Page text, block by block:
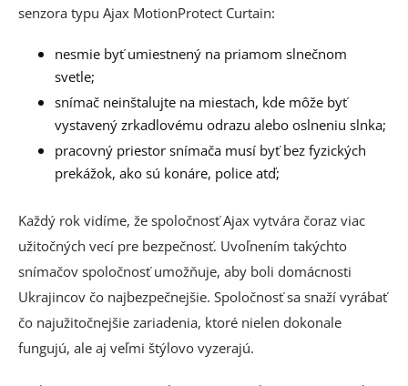
senzora typu Ajax MotionProtect Curtain:
nesmie byť umiestnený na priamom slnečnom
svetle;
snímač neinštalujte na miestach, kde môže byť
vystavený zrkadlovému odrazu alebo oslneniu slnka;
pracovný priestor snímača musí byť bez fyzických
prekážok, ako sú konáre, police atď;
Každý rok vidíme, že spoločnosť Ajax vytvára čoraz viac
užitočných vecí pre bezpečnosť. Uvoľnením takýchto
snímačov spoločnosť umožňuje, aby boli domácnosti
Ukrajincov čo najbezpečnejšie. Spoločnosť sa snaží vyrábať
čo najužitočnejšie zariadenia, ktoré nielen dokonale
fungujú, ale aj veľmi štýlovo vyzerajú.